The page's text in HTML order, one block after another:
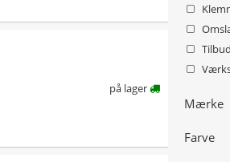
på lager
Mærke
Farve